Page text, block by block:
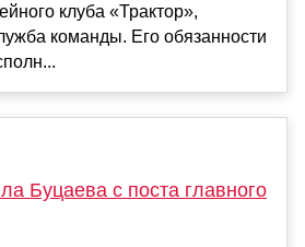
клуба «Трактор»,
команды. Его обязанности
Буцаева с поста главного